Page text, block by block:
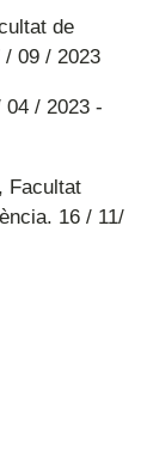
de
/ 09 / 2023
04 / 2023 -
Facultat
16 / 11/